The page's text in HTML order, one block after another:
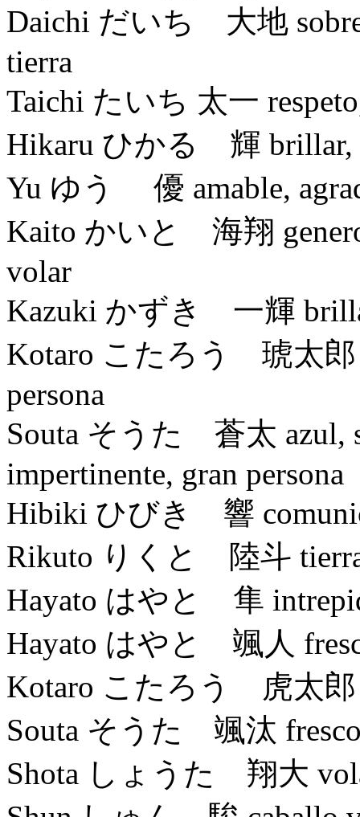
Daichi だいち 大地
tierra
Taichi たいち 太一
Hikaru ひかる 輝 brillar,
Yu ゆう 優 amable,
Kaito かいと 海翔
volar
Kazuki かずき 一輝
Kotaro こたろう 琥太郎
persona
Souta そうた 蒼太 azul,
impertinente, gran persona
Hibiki ひびき 響
Rikuto りくと 陸斗
Hayato はやと 隼
Hayato はやと 颯人
Kotaro こたろう 虎太郎
Souta そうた 颯汰
Shota しょうた 翔大